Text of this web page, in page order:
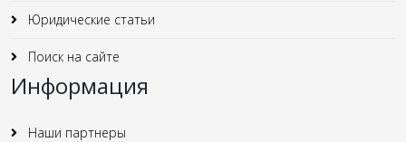
Юридические статьи
Поиск на сайте
Информация
Наши партнеры